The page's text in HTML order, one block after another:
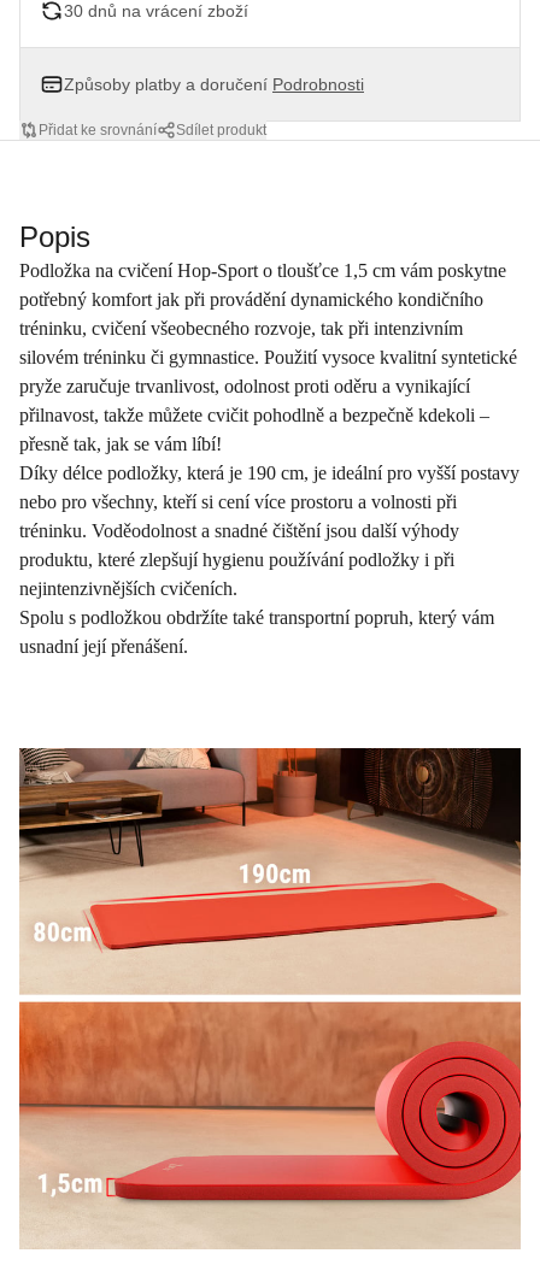
30 dnů na vrácení zboží
Způsoby platby a doručení Podrobnosti
Přidat ke srovnání Sdílet produkt
Popis
Podložka na cvičení Hop-Sport o tloušťce 1,5 cm vám poskytne
potřebný komfort jak při provádění dynamického kondičního
tréninku, cvičení všeobecného rozvoje, tak při intenzivním
silovém tréninku či gymnastice. Použití vysoce kvalitní syntetické
pryže zaručuje trvanlivost, odolnost proti oděru a vynikající
přilnavost, takže můžete cvičit pohodlně a bezpečně kdekoli –
přesně tak, jak se vám líbí!
Díky délce podložky, která je 190 cm, je ideální pro vyšší postavy
nebo pro všechny, kteří si cení více prostoru a volnosti při
tréninku. Voděodolnost a snadné čištění jsou další výhody
produktu, které zlepšují hygienu používání podložky i při
nejintenzivnějších cvičeních.
Spolu s podložkou obdržíte také transportní popruh, který vám
usnadní její přenášení.